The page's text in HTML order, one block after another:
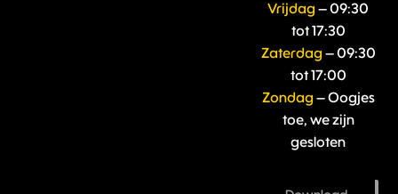
Vrijdag– 09:30
tot 17:30
Zaterdag – 09:30
tot 17:00
Zondag – Oogjes
toe, we zijn
gesloten